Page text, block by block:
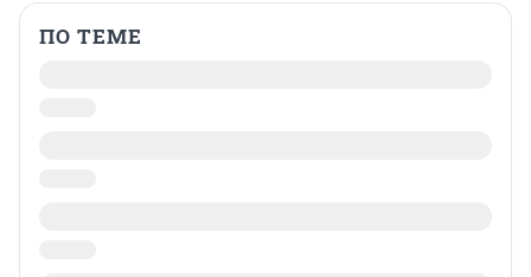
ПО ТЕМЕ